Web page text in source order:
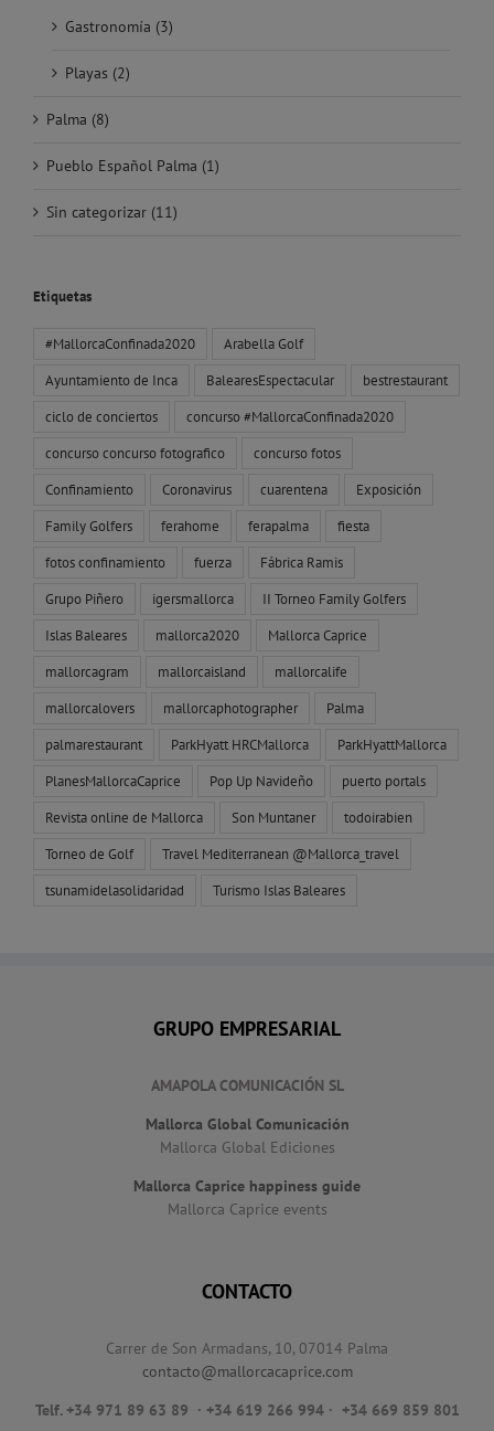
Gastronomía (3)
Playas (2)
Palma (8)
Pueblo Español Palma (1)
Sin categorizar (11)
Etiquetas
#MallorcaConfinada2020 Arabella Golf
Ayuntamiento de Inca BalearesEspectacular bestrestaurant
ciclo de conciertos concurso #MallorcaConfinada2020
concurso concurso fotografico concurso fotos
Confinamiento Coronavirus cuarentena Exposición
Family Golfers ferahome ferapalma fiesta
fotos confinamiento fuerza Fábrica Ramis
Grupo Piñero igersmallorca II Torneo Family Golfers
Islas Baleares mallorca2020 Mallorca Caprice
mallorcagram mallorcaisland mallorcalife
mallorcalovers mallorcaphotographer Palma
palmarestaurant ParkHyatt HRCMallorca ParkHyattMallorca
PlanesMallorcaCaprice Pop Up Navideño puerto portals
Revista online de Mallorca Son Muntaner todoirabien
Torneo de Golf Travel Mediterranean @Mallorca_travel
tsunamidelasolidaridad Turismo Islas Baleares
GRUPO EMPRESARIAL
AMAPOLA COMUNICACIÓN SL
Mallorca Global Comunicación
Mallorca Global Ediciones
Mallorca Caprice happiness guide
Mallorca Caprice events
CONTACTO
Carrer de Son Armadans, 10, 07014 Palma
contacto@mallorcacaprice.com
Telf. +34 971 89 63 89 · +34 619 266 994 · +34 669 859 801